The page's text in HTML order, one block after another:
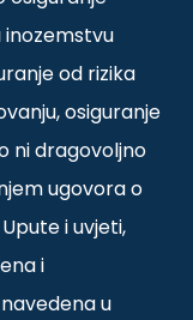
od rizika
osiguranje
ni dragovoljno
ugovora o
i uvjeti,
i
u